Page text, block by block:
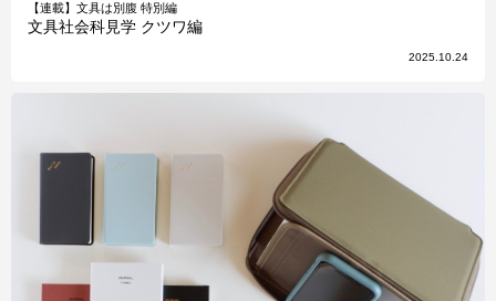
【連載】文具は別腹 特別編
文具社会科見学 クツワ編
2025.10.24